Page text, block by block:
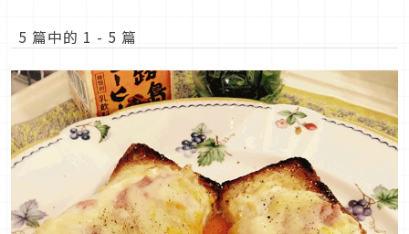
5 篇中的 1 - 5 篇